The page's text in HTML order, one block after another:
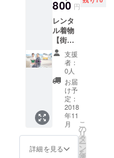
は当日
≪当日
撮影券
≫を購
入すれ
ば撮影
も可能
です。
当日撮
影券は
１００
００円
になり
ます。
びTV・
雑誌な
どで取
りあげ
られ
る。
「人
間、誰
もが心
の中に
鬼がい
るもの
です。
私が描
心の弱
兼、お
家とし
て活躍
中。 辛
く、厳
しかっ
た半生
の経験
を糧に
生み出
された
心打つ
メッ
とユー
たへの
メッ
セージ
です。
下関老
舗の梅
寿軒 美
味しい
最中と
わかめ
餅の
セット
和心伝
心------
１９０
３年よ
されて
ゆく
メッ
セージ
が書か
れてあ
りま
す。
ほっこ
り・・
・たま
に涙す
る鬼か
らの
メッ
セー
800 円
レンタ
ル着物
【街
着】＋
着付け
＋ロ
ケー
ション
撮影 可
愛い街
着の着
物をレ
ンタ
ル。着
付はも
支援
者：
0人
お届
け予
定：
2018
年11
月
詳細を見る
こ
の
リ
タ
ー
ン
を